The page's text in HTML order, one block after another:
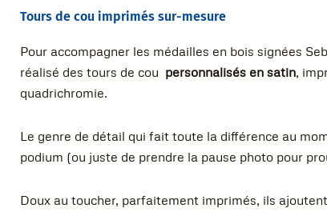
Tours de cou imprimés sur-mesure
Pour accompagner les médailles en bois signées
réalisé des tours de cou personnalisés en satin,
quadrichromie.
Le genre de détail qui fait toute la différence au
podium (ou juste de prendre la pause photo pour
Doux au toucher, parfaitement imprimés, ils